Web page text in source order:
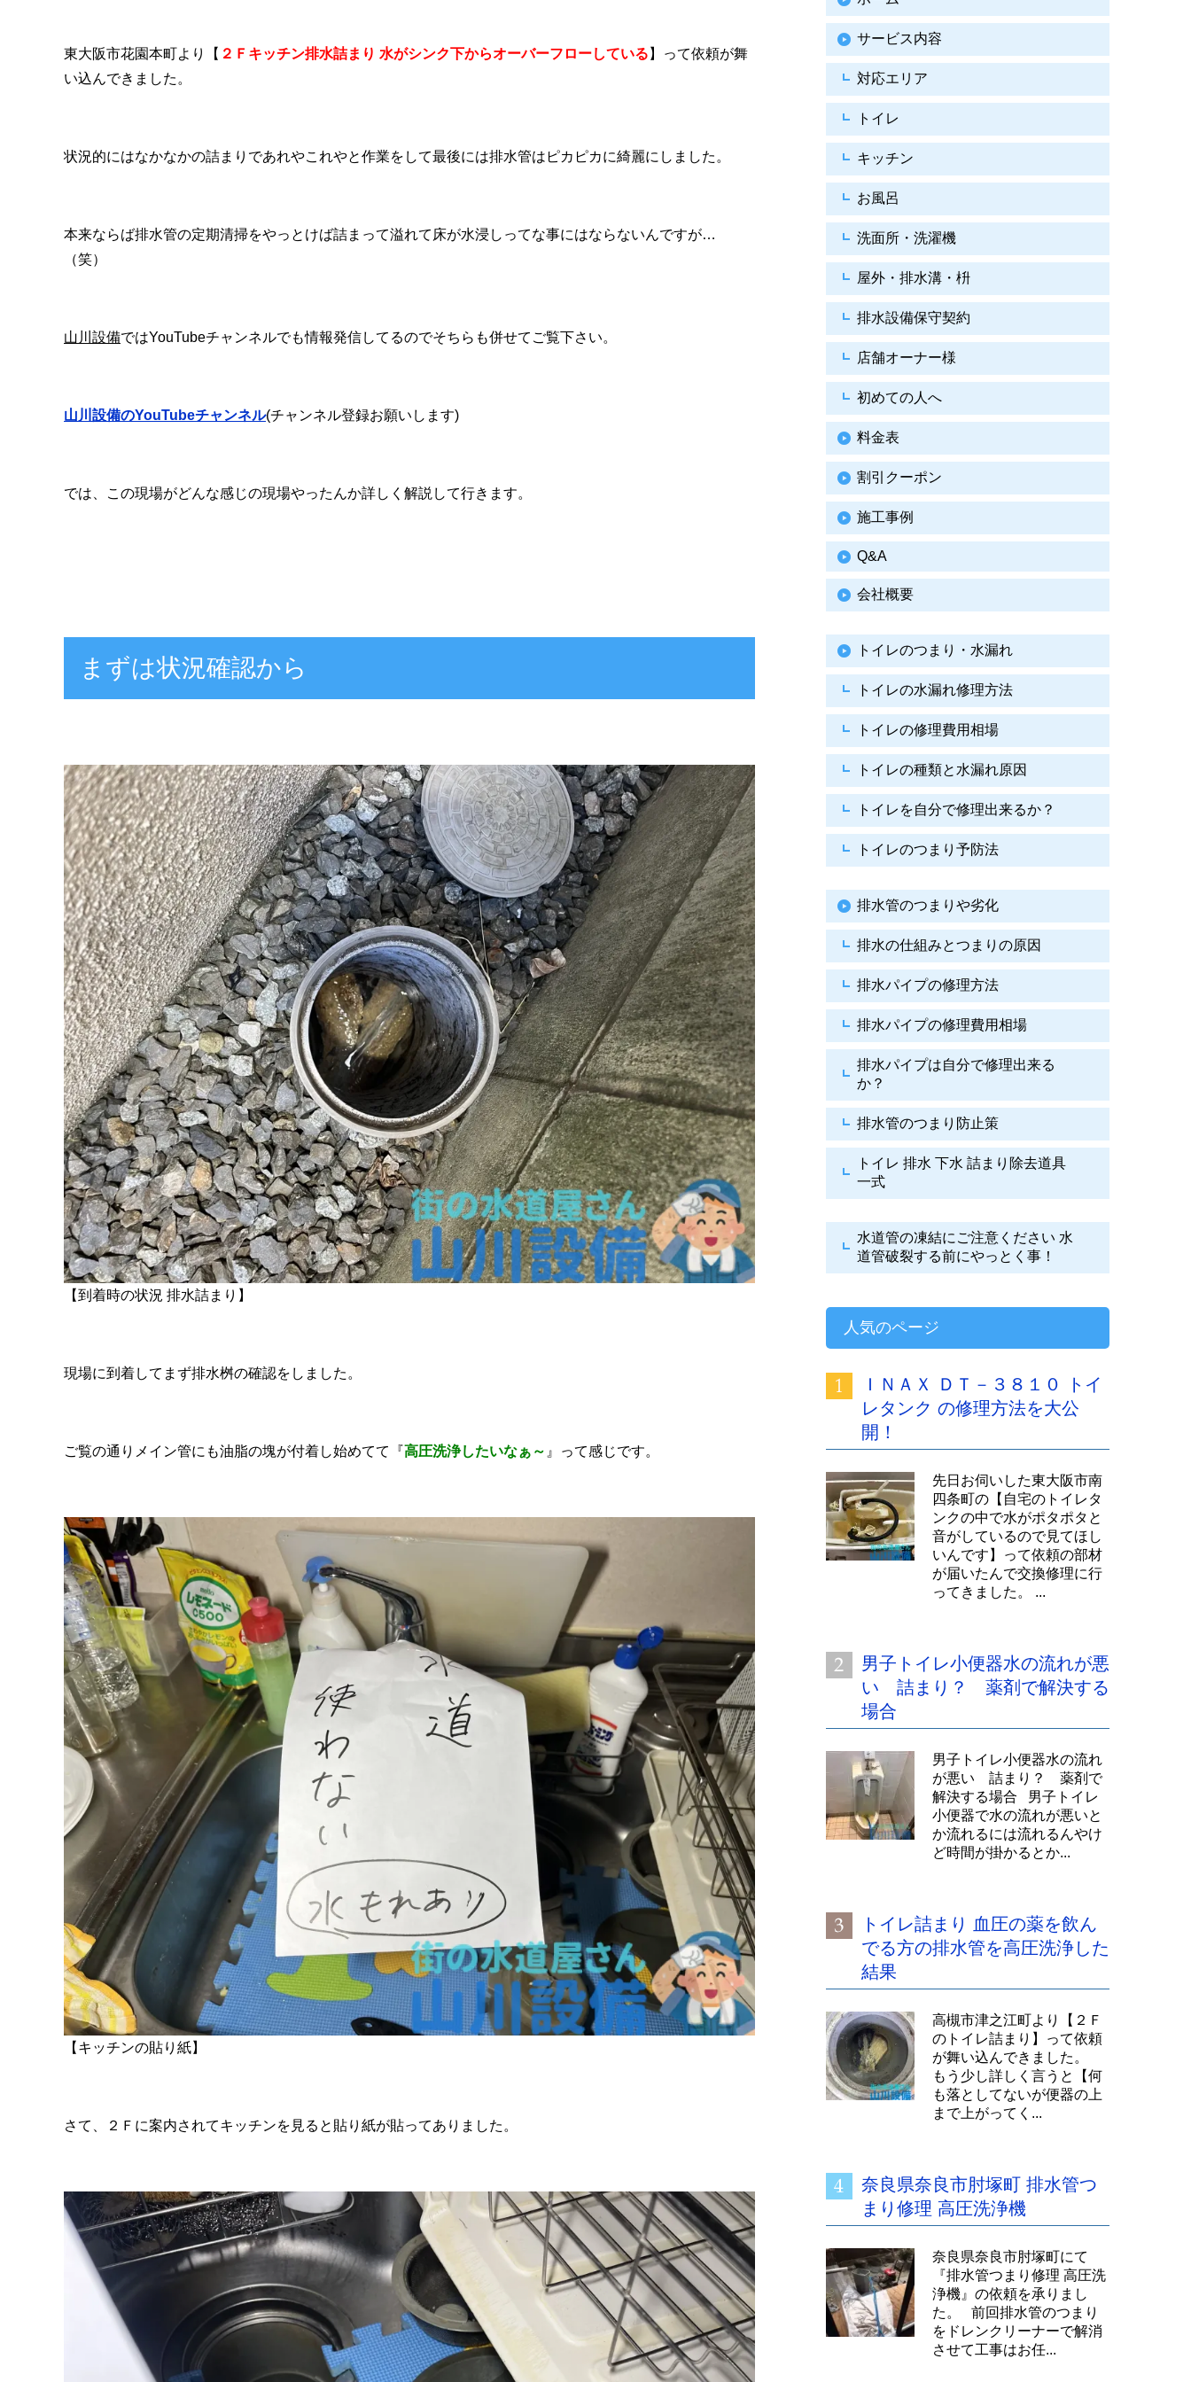
東大阪市花園本町より【 ２Ｆキッチン排水詰まり 水がシンク下からオーバーフローしている 】って依頼が舞
い込んできました。
状況的にはなかなかの詰まりであれやこれやと作業をして最後には排水管はピカピカに綺麗にしました。
本来ならば排水管の定期清掃をやっとけば詰まって溢れて床が水浸しってな事にはならないんですが…
（笑）
山川設備ではYouTubeチャンネルでも情報発信してるのでそちらも併せてご覧下さい。
山川設備のYouTubeチャンネル(チャンネル登録お願いします)
では、この現場がどんな感じの現場やったんか詳しく解説して行きます。
まずは状況確認から
【到着時の状況 排水詰まり】
現場に到着してまず排水桝の確認をしました。
ご覧の通りメイン管にも油脂の塊が付着し始めてて『高圧洗浄したいなぁ～ 』って感じです。
【キッチンの貼り紙】
さて、２Ｆに案内されてキッチンを見ると貼り紙が貼ってありました。
サービス内容
対応エリア
トイレ
キッチン
お風呂
洗面所・洗濯機
屋外・排水溝・枡
排水設備保守契約
店舗オーナー様
初めての人へ
料金表
割引クーポン
施工事例
Q&A
会社概要
トイレのつまり・水漏れ
トイレの水漏れ修理方法
トイレの修理費用相場
トイレの種類と水漏れ原因
トイレを自分で修理出来るか？
トイレのつまり予防法
排水管のつまりや劣化
排水の仕組みとつまりの原因
排水パイプの修理方法
排水パイプの修理費用相場
排水パイプは自分で修理出来る
か？
排水管のつまり防止策
トイレ 排水 下水 詰まり除去道具
一式
水道管の凍結にご注意ください 水
道管破裂する前にやっとく事！
人気のページ
ＩＮＡＸ ＤＴ－３８１０ トイ
レタンク の修理方法を大公
開！
先日お伺いした東大阪市南
四条町の【自宅のトイレタ
ンクの中で水がポタポタと
音がしているので見てほし
いんです】って依頼の部材
が届いたんで交換修理に行
ってきました。 ...
男子トイレ小便器水の流れが悪
い 詰まり？ 薬剤で解決する
場合
男子トイレ小便器水の流れ
が悪い 詰まり？ 薬剤で
解決する場合 男子トイレ
小便器で水の流れが悪いと
か流れるには流れるんやけ
ど時間が掛かるとか...
トイレ詰まり 血圧の薬を飲ん
でる方の排水管を高圧洗浄した
結果
高槻市津之江町より【２Ｆ
のトイレ詰まり】って依頼
が舞い込んできました。
もう少し詳しく言うと【何
も落としてないが便器の上
まで上がってく...
奈良県奈良市肘塚町 排水管つ
まり修理 高圧洗浄機
奈良県奈良市肘塚町にて
『排水管つまり修理 高圧洗
浄機』の依頼を承りまし
た。 前回排水管のつまり
をドレンクリーナーで解消
させて工事はお任...